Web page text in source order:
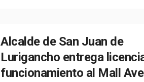
Alcalde de San Juan de
Lurigancho entrega
funcionamiento al Mall